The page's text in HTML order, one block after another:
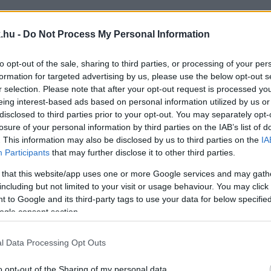
- Do Not Process My Personal Information
opt-out of the sale, sharing to third parties, or processing of your
for targeted advertising by us, please use the below opt-out
selection. Please note that after your opt-out request is processed
interest-based ads based on personal information utilized by us
to third parties prior to your opt-out. You may separately
of your personal information by third parties on the IAB’s list of
This information may also be disclosed by us to third parties on the
Participants that may further disclose it to other third parties.
that this website/app uses one or more Google services and may
but not limited to your visit or usage behaviour. You may
to Google and its third-party tags to use your data for below
consent section.
Data Processing Opt Outs
FORINTOT, KEVY ALBERT 2 MILLIÓ 652 EZER
vagyonnyilatkozatait. Majthényi László elnök
MEGYEI KÖZGYŰLÉSBEN
HOGY MEGÉLJEN A KŐSZEGI POLGÁRMESTER
Van, aki 47 ezer forintos fizetést vallott be,
EGY LAKÁST A KŐSZEGI